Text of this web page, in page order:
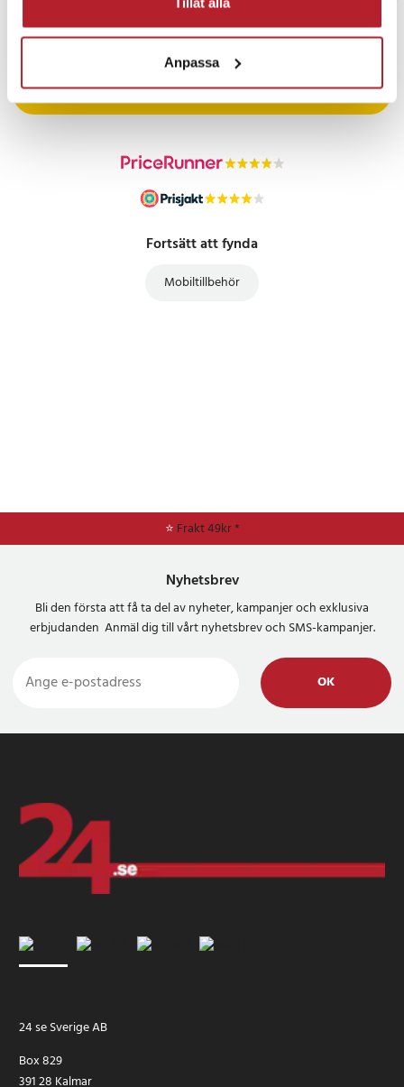
Anpassa
PRISGARANTI
UTFÖRSÄLJNING
Fortsätt att fynda
Mobiltillbehör
⭐ Frakt 49kr *
Nyhetsbrev
Bli den första att få ta del av nyheter, kampanjer och exklusiva
erbjudanden Anmäl dig till vårt nyhetsbrev och SMS-kampanjer.
OK
24 se Sverige AB
Box 829
391 28 Kalmar